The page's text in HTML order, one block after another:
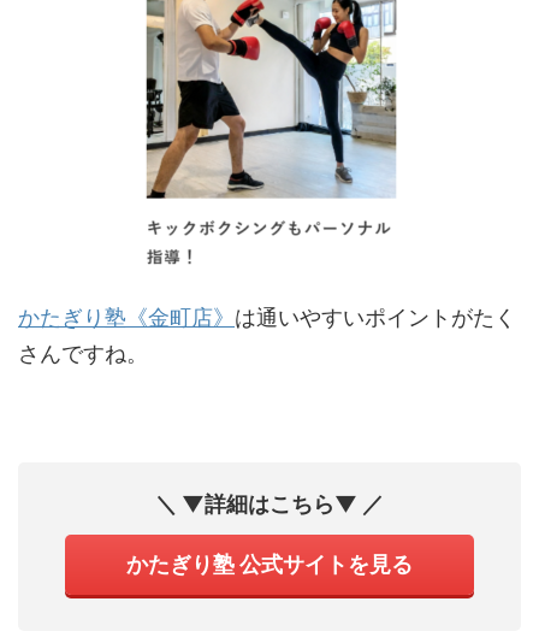
かたぎり塾《金町店》 は通いやすいポイントがたく
さんですね。
＼ ▼詳細はこちら▼ ／
かたぎり塾 公式サイトを見る